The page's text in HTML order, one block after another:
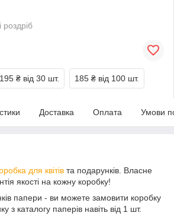
роздріб
195 ₴ від 30 шт. 185 ₴ від 100 шт.
Доставка Оплата Умови
для квітів та подарунків. Власне
якості на кожну коробку!
папери - ви можете замовити коробку
з каталогу паперів навіть від 1 шт.